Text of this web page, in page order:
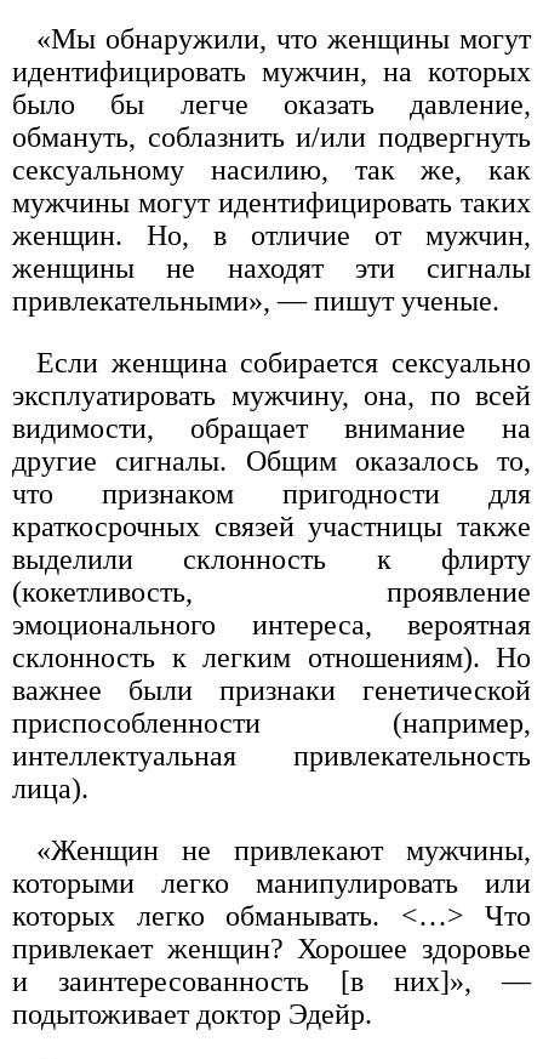
«Мы обнаружили, что женщины могут
идентифицировать мужчин, на которых
было бы легче оказать давление,
обмануть, соблазнить и/или подвергнуть
сексуальному насилию, так же, как
мужчины могут идентифицировать таких
женщин. Но, в отличие от мужчин,
женщины не находят эти сигналы
привлекательными», — пишут ученые.
Если женщина собирается сексуально
эксплуатировать мужчину, она, по всей
видимости, обращает внимание на
другие сигналы. Общим оказалось то,
что признаком пригодности для
краткосрочных связей участницы также
выделили склонность к флирту
(кокетливость, проявление
эмоционального интереса, вероятная
склонность к легким отношениям). Но
важнее были признаки генетической
приспособленности (например,
интеллектуальная привлекательность
лица).
«Женщин не привлекают мужчины,
которыми легко манипулировать или
которых легко обманывать. <…> Что
привлекает женщин? Хорошее здоровье
и заинтересованность [в них]», —
подытоживает доктор Эдейр.